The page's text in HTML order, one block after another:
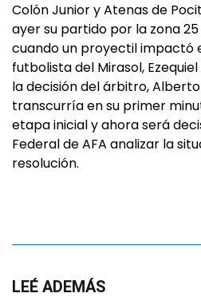
Colón Junior y Atenas de
ayer su partido por la zona
cuando un proyectil impactó
futbolista del Mirasol,
la decisión del árbitro,
transcurría en su primer
etapa inicial y ahora será
Federal de AFA analizar la
resolución.
LEÉ ADEMÁS